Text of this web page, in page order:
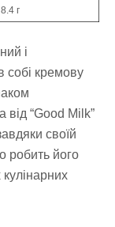
8.4 г
і
собі кремову
“Good Milk”
своїй
робить його